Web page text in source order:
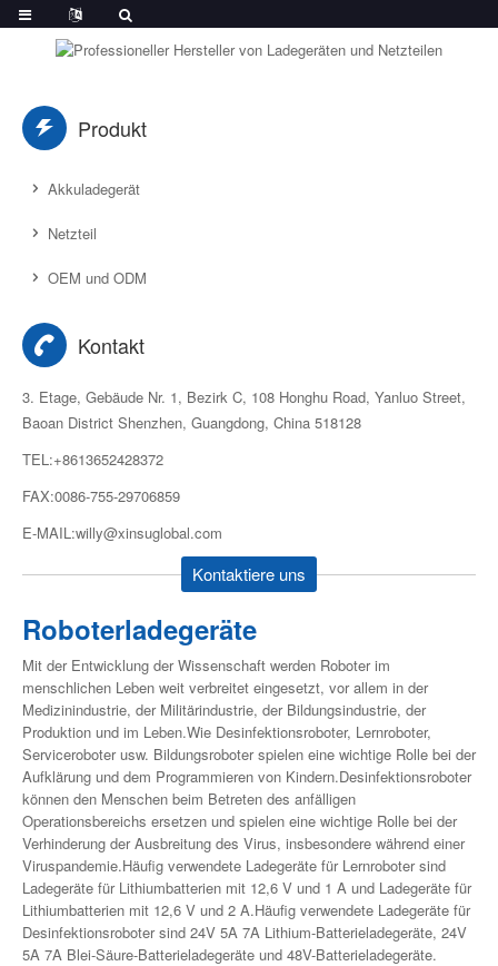
Produkt
Akkuladegerät
Netzteil
OEM und ODM
Kontakt
3. Etage, Gebäude Nr. 1, Bezirk C, 108 Honghu Road, Yanluo Street,
Baoan District Shenzhen, Guangdong, China 518128
TEL:+8613652428372
FAX:0086-755-29706859
E-MAIL:willy@xinsuglobal.com
Kontaktiere uns
Roboterladegeräte
Mit der Entwicklung der Wissenschaft werden Roboter im
menschlichen Leben weit verbreitet eingesetzt, vor allem in der
Medizinindustrie, der Militärindustrie, der Bildungsindustrie, der
Produktion und im Leben.Wie Desinfektionsroboter, Lernroboter,
Serviceroboter usw. Bildungsroboter spielen eine wichtige Rolle bei der
Aufklärung und dem Programmieren von Kindern.Desinfektionsroboter
können den Menschen beim Betreten des anfälligen
Operationsbereichs ersetzen und spielen eine wichtige Rolle bei der
Verhinderung der Ausbreitung des Virus, insbesondere während einer
Viruspandemie.Häufig verwendete Ladegeräte für Lernroboter sind
Ladegeräte für Lithiumbatterien mit 12,6 V und 1 A und Ladegeräte für
Lithiumbatterien mit 12,6 V und 2 A.Häufig verwendete Ladegeräte für
Desinfektionsroboter sind 24V 5A 7A Lithium-Batterieladegeräte, 24V
5A 7A Blei-Säure-Batterieladegeräte und 48V-Batterieladegeräte.